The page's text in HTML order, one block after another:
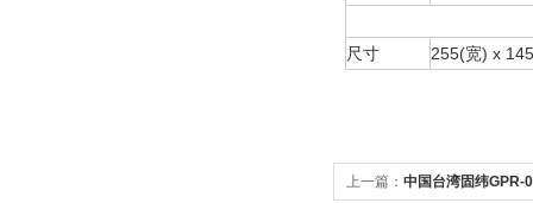
尺寸 255(宽) x
上一篇： 中国台湾固纬GPR-